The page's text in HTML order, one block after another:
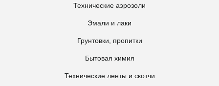
Технические аэрозоли
Эмали и лаки
Грунтовки, пропитки
Бытовая химия
Технические ленты и скотчи